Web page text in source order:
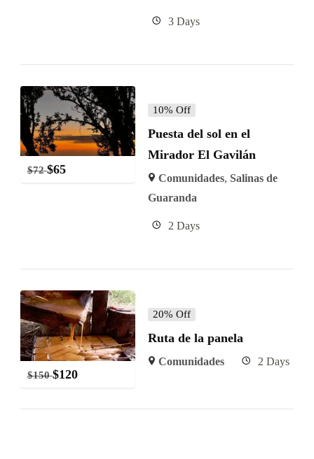
3 Days
$72 $65
10% Off
Puesta del sol en el
Mirador El Gavilán
Comunidades, Salinas de
Guaranda
2 Days
$150 $120
20% Off
Ruta de la panela
Comunidades 2 Days